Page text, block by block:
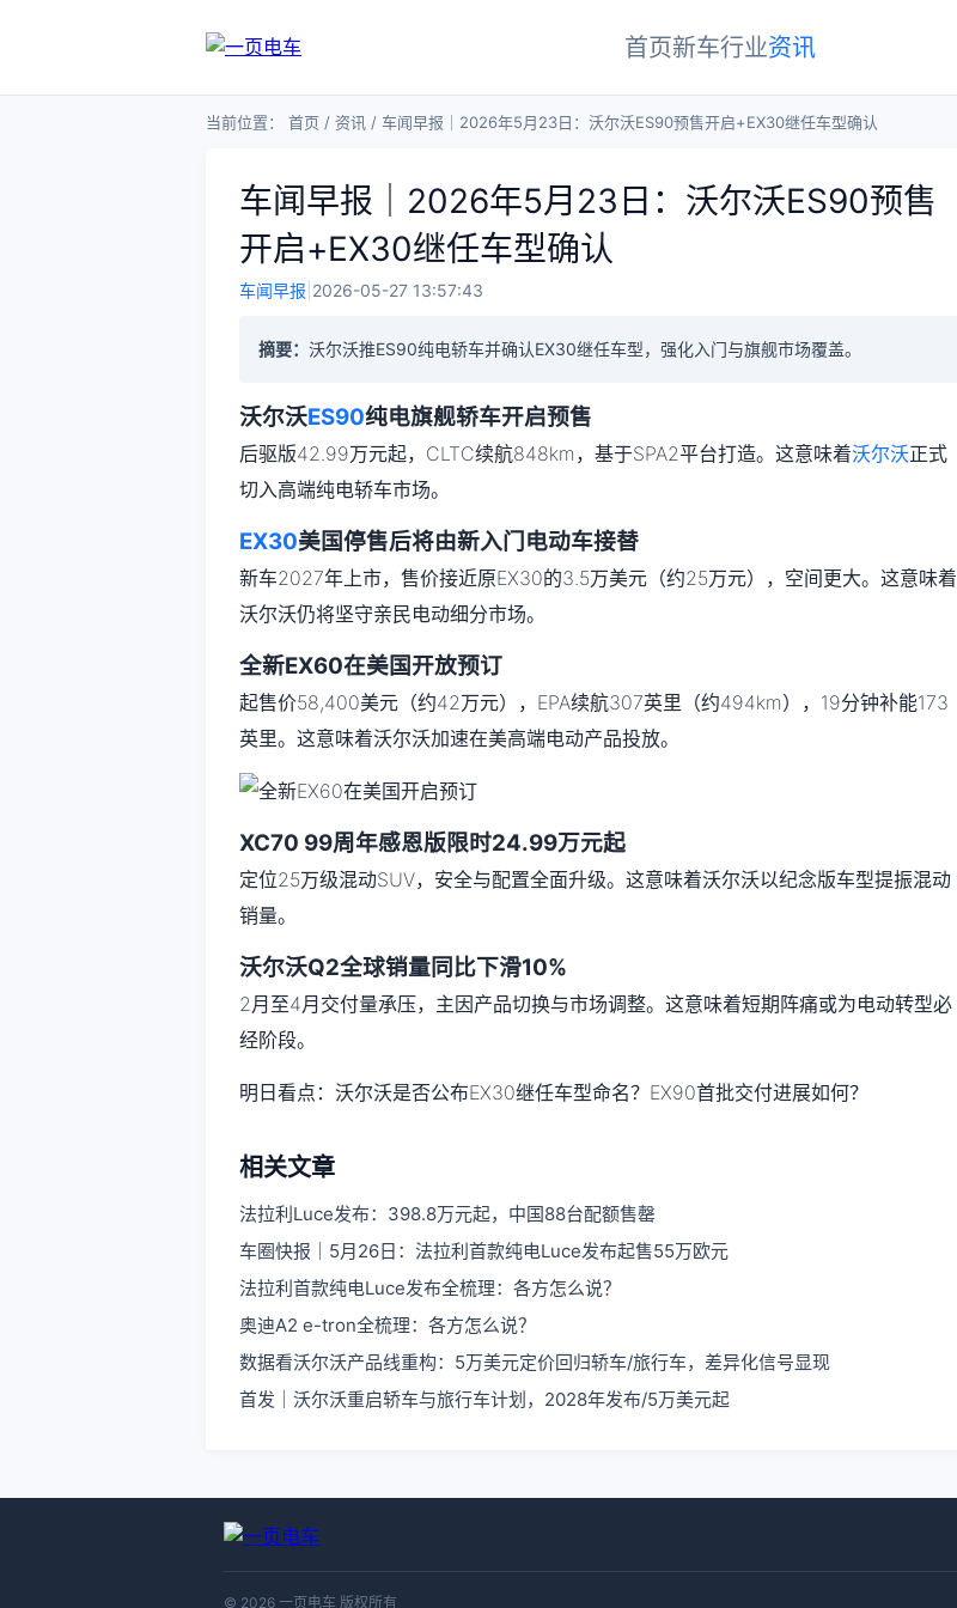
首页新车行业资讯
当前位置： 首页 / 资讯 / 车闻早报｜2026年5月23日：沃尔沃ES90预售开启+EX30继任车型确认
车闻早报｜2026年5月23日：沃尔沃ES90预售
开启+EX30继任车型确认
车闻早报 2026-05-27 13:57:43
摘要： 沃尔沃推ES90纯电轿车并确认EX30继任车型，强化入门与旗舰市场覆盖。
沃尔沃ES90纯电旗舰轿车开启预售
后驱版42.99万元起，CLTC续航848km，基于SPA2平台打造。这意味着沃尔沃正式
切入高端纯电轿车市场。
EX30美国停售后将由新入门电动车接替
新车2027年上市，售价接近原EX30的3.5万美元（约25万元），空间更大。这意味着
沃尔沃仍将坚守亲民电动细分市场。
全新EX60在美国开放预订
起售价58,400美元（约42万元），EPA续航307英里（约494km），19分钟补能173
英里。这意味着沃尔沃加速在美高端电动产品投放。
XC70 99周年感恩版限时24.99万元起
定位25万级混动SUV，安全与配置全面升级。这意味着沃尔沃以纪念版车型提振混动
销量。
沃尔沃Q2全球销量同比下滑10%
2月至4月交付量承压，主因产品切换与市场调整。这意味着短期阵痛或为电动转型必
经阶段。
明日看点：沃尔沃是否公布EX30继任车型命名？EX90首批交付进展如何？
相关文章
法拉利Luce发布：398.8万元起，中国88台配额售罄
车圈快报｜5月26日：法拉利首款纯电Luce发布起售55万欧元
法拉利首款纯电Luce发布全梳理：各方怎么说？
奥迪A2 e-tron全梳理：各方怎么说？
数据看沃尔沃产品线重构：5万美元定价回归轿车/旅行车，差异化信号显现
首发｜沃尔沃重启轿车与旅行车计划，2028年发布/5万美元起
© 2026 一页电车 版权所有